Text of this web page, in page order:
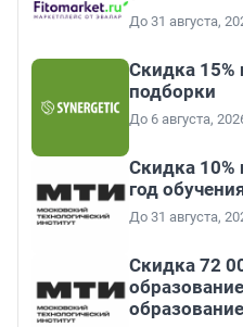
До 31 августа,
Скидка
подборки
До 6 августа,
Скидка
год
До 31 августа,
Скидка 72